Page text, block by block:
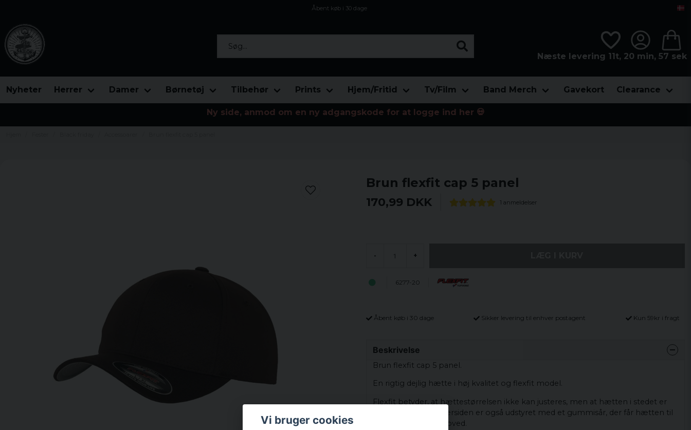
Åbent køb i 30 dage
Næste levering 11t, 20 min, 56 sek
Nyheter Herrer Damer Børnetøj Tilbehør Prints Hjem/Fritid Tv/Film Band Merch Gavekort Clearance
Ny side, anmod om en ny adgangskode for at logge ind her 💀
Brun flexfit cap 5 panel
170,99 DKK 1 anmeldelser
- +
6277-20
Åbent køb i 30 dage Sikker levering til enhver postagent Kun 59kr i fragt
Beskrivelse
Brun flexfit cap 5 panel.
En rigtig dejlig hætte i høj kvalitet og flexfit model.
Flexfit betyder, at hættestørrelsen ikke kan justeres, men at hætten i stedet er
elastisk i stoffet. Indersiden er også udstyret med et gummisår, der får hætten til
at sidde fast på dit hoved.
Vi bruger cookies